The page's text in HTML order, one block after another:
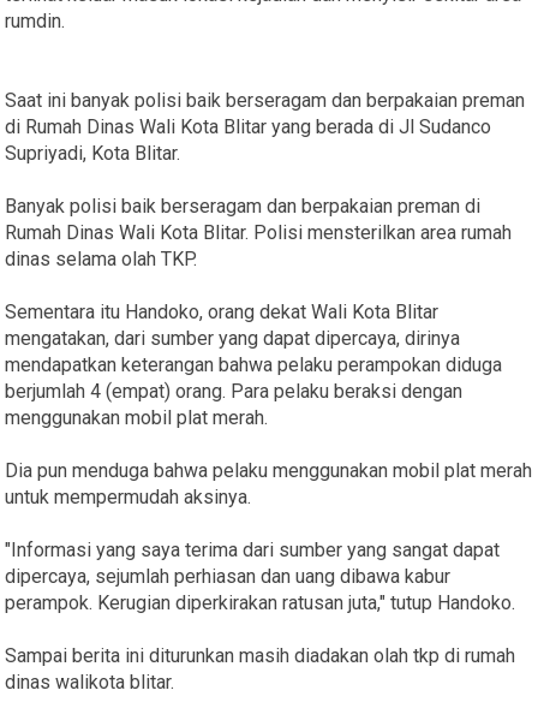
rumdin.
Saat ini banyak polisi baik berseragam dan berpakaian preman
di Rumah Dinas Wali Kota Blitar yang berada di Jl Sudanco
Supriyadi, Kota Blitar.
Banyak polisi baik berseragam dan berpakaian preman di
Rumah Dinas Wali Kota Blitar. Polisi mensterilkan area rumah
dinas selama olah TKP.
Sementara itu Handoko, orang dekat Wali Kota Blitar
mengatakan, dari sumber yang dapat dipercaya, dirinya
mendapatkan keterangan bahwa pelaku perampokan diduga
berjumlah 4 (empat) orang. Para pelaku beraksi dengan
menggunakan mobil plat merah.
Dia pun menduga bahwa pelaku menggunakan mobil plat merah
untuk mempermudah aksinya.
"Informasi yang saya terima dari sumber yang sangat dapat
dipercaya, sejumlah perhiasan dan uang dibawa kabur
perampok. Kerugian diperkirakan ratusan juta," tutup Handoko.
Sampai berita ini diturunkan masih diadakan olah tkp di rumah
dinas walikota blitar.